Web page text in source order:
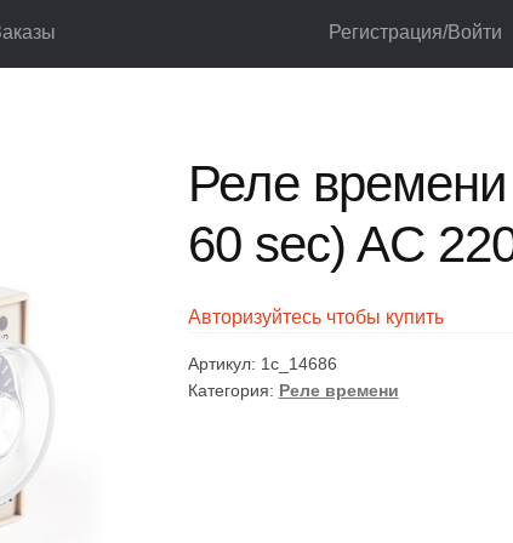
Регистрация/Войти
Реле времени Реле времени ANDELI АH3-1 (0-60 sec)
Реле
60 sec) AC
Авторизуйтесь чтобы купить
Артикул: 1c_14686
Категория: Реле времени